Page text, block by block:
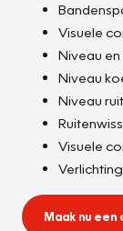
Visuele
Niveau
Niveau
Niveau
Visuele
Verlichting
Maak nu een